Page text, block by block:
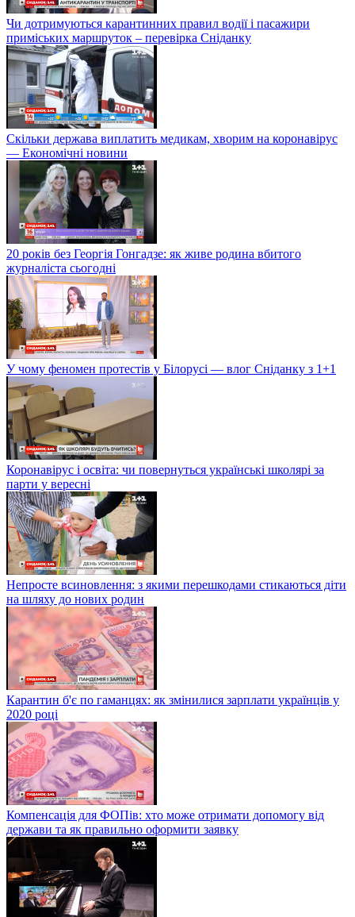
Чи дотримуються карантинних правил водії і пасажири
приміських маршруток – перевірка Сніданку
Скільки держава виплатить медикам, хворим на коронавірус
— Економічні новини
20 років без Георгія Гонгадзе: як живе родина вбитого
журналіста сьогодні
У чому феномен протестів у Білорусі — влог Сніданку з 1+1
Коронавірус і освіта: чи повернуться українські школярі за
парти у вересні
Непросте всиновлення: з якими перешкодами стикаються діти
на шляху до нових родин
Карантин б'є по гаманцях: як змінилися зарплати українців у
2020 році
Компенсація для ФОПів: хто може отримати допомогу від
держави та як правильно оформити заявку